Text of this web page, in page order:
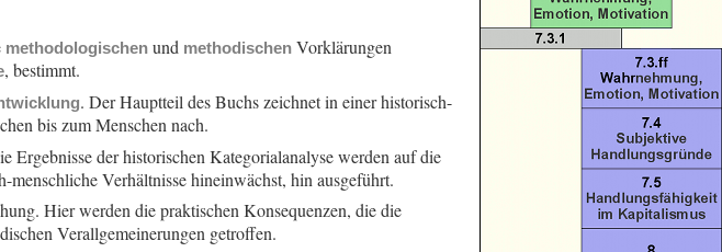
methodologischen und methodischen Vorklärungen
, bestimmt.
. Der Hauptteil des Buchs zeichnet in einer historisch-
bis zum Menschen nach.
Ergebnisse der historischen Kategorialanalyse werden auf die
Verhältnisse hineinwächst, hin ausgeführt.
Hier werden die praktischen Konsequenzen, die die
Verallgemeinerungen getroffen.